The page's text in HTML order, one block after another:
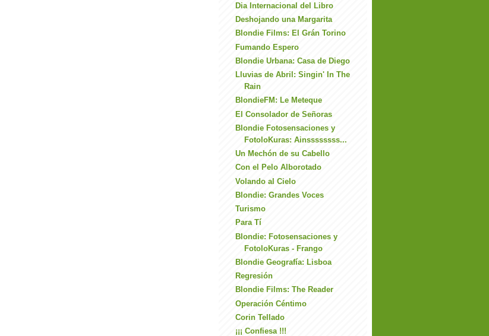
Dia Internacional del Libro
Deshojando una Margarita
Blondie Films: El Grán Torino
Fumando Espero
Blondie Urbana: Casa de Diego
Lluvias de Abril: Singin' In The
Rain
BlondieFM: Le Meteque
El Consolador de Señoras
Blondie Fotosensaciones y
FotoloKuras: Ainssssssss...
Un Mechón de su Cabello
Con el Pelo Alborotado
Volando al Cielo
Blondie: Grandes Voces
Turismo
Para Tí
Blondie: Fotosensaciones y
FotoloKuras - Frango
Blondie Geografía: Lisboa
Regresión
Blondie Films: The Reader
Operación Céntimo
Corin Tellado
¡¡¡ Confiesa !!!